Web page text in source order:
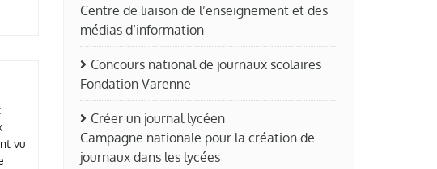
vu
Centre de liaison de l’enseignement et des
médias d’information
Concours national de journaux scolaires
Fondation Varenne
Créer un journal lycéen
Campagne nationale pour la création de
journaux dans les lycées